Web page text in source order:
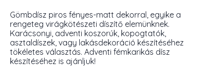
Gömbdísz piros fényes-matt dekorral, egyike a
rengeteg virágkötészeti díszítő elemünknek.
Karácsonyi, adventi koszorúk, kopogtatók,
asztaldíszek, vagy lakásdekoráció készítéséhez
tökéletes választás. Adventi fémkarikás dísz
készítéséhez is ajánljuk!